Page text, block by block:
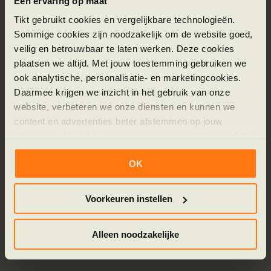
Tikt gebruikt cookies en vergelijkbare technologieën.
Sommige cookies zijn noodzakelijk om de website goed,
veilig en betrouwbaar te laten werken. Deze cookies
plaatsen we altijd. Met jouw toestemming gebruiken we
ook analytische, personalisatie- en marketingcookies.
Daarmee krijgen we inzicht in het gebruik van onze
website, verbeteren we onze diensten en kunnen we
content en advertenties beter afstemmen op jouw
externe partners.
Klik op ‘OK’ om alle cookies te accepteren. Kies ‘Alleen
noodzakelijk’ om alleen noodzakelijke cookies toe te
kiezen welke cookies je accepteert. Je kunt je keuze op
ieder moment wijzigen via onze cookie-instellingen. Meer
informatie vind je in onscookiebeleid en onze
OK
Voorkeuren instellen
Alleen noodzakelijke
content en helpt bezoekers direct op weg.
Beantwoordt veelgestelde vragen automatisch.
Geeft duidelijke uitleg in begrijpelijke taal.
Verwijst gericht door naar relevante pagina's.
Blijft binnen de huisstijl en tone of voice van de
organisatie.
"De chatbot is bewust ontworpen als
ondersteuning. Niet ter vervanging
van menselijk contact, maar om rust
en overzicht te creëren."